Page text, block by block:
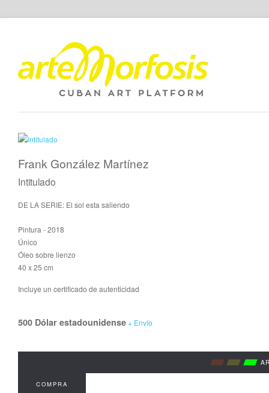
Frank González Martínez
Intitulado
DE LA SERIE: El sol esta saliendo
Pintura - 2018
Único
Óleo sobre lienzo
40 x 25 cm
Incluye un certificado de autenticidad
500 Dólar estadounidense+ Envío
COMPRA